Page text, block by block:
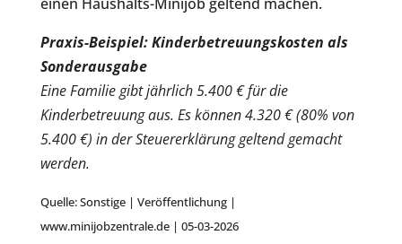
Praxis-Beispiel: Kinderbetreuungskosten als
Sonderausgabe
Eine Familie gibt jährlich 5.400 € für die
Kinderbetreuung aus. Es können 4.320 € (80% von
5.400 €) in der Steuererklärung geltend gemacht
werden.
Quelle: Sonstige | Veröffentlichung |
www.minijobzentrale.de | 05-03-2026